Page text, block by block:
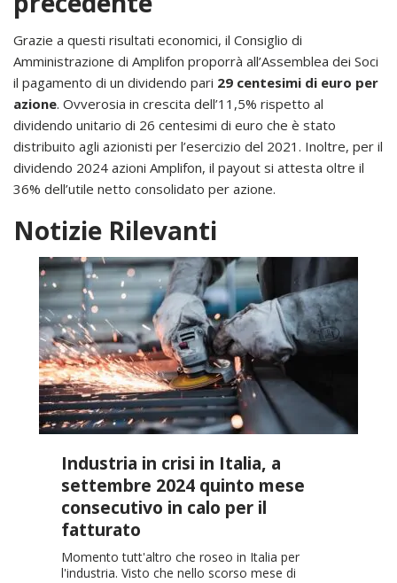
Grazie a questi risultati economici, il Consiglio di
Amministrazione di Amplifon proporrà all’Assemblea dei Soci
il pagamento di un dividendo pari 29 centesimi di euro per
azione. Ovverosia in crescita dell’11,5% rispetto al
dividendo unitario di 26 centesimi di euro che è stato
distribuito agli azionisti per l’esercizio del 2021. Inoltre, per il
dividendo 2024 azioni Amplifon, il payout si attesta oltre il
36% dell’utile netto consolidato per azione.
Notizie Rilevanti
Industria in crisi in Italia, a
settembre 2024 quinto mese
consecutivo in calo per il
fatturato
Momento tutt'altro che roseo in Italia per
l'industria. Visto che nello scorso mese di